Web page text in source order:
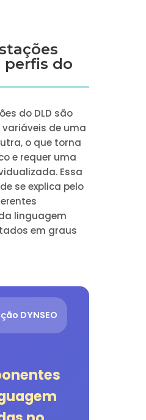
perfis do
do DLD são
de uma
o que torna
e requer uma
Essa
se explica pelo
linguagem
em graus
DYNSEO